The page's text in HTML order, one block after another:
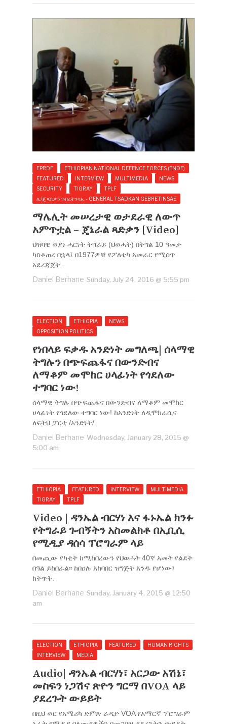
EPRDF
ETHIOPIAN NATIONAL DEFENCE FORCES (ENDF)
FEATURED
INTERVIEW MULTIMEDIA
NEWS
SECURITY
TIGRAY
TPLF
ሌ/ጄ ጻድቃን ገብረትንሳኤ - GENERAL TSADKAN GEBRETINSAE
ማሌሊት መሠረታዊ ወታደራዊ ለውጥ
አምጥቷል – ጄኔራል ጻድቃን [Video]
ህዝባዊ ወያነ ሓርነት ትግራይ (ህወሓት) በትግል 10 ዓመታ
ካስቆጠረ በኋላ፤ በ1977ዎቹ የፖለቲካ አመራር የሚሰጥ
አደረጃጀት.
Daniel Berhane Sunday, July 24, 2016 @ 5:55 pm
ELECTION ETHIOPIA
NEWS
OPPOSITION POLITICS
የነበላይ ፍቃዱ አንድነት መግለጫ| ሰላማዊ
ትግሉን በጭፍጨፋና በውንድብና
ለማቆም መሞከር ሀላፊነት የጎደለው
ተግባር ነው!
ሰላማዊ ትግሉ በጭፍጨፋና በውንድብና ለማቆም መሞከር
ሀላፊነት የጎደለው ተግባር ነው! ከአንድነት ለዲሞክራሲና
ለፍትህ ፓርቲ /አንድነት/.
Daniel Berhane Wednesday, January 28, 2015 @
5:00 am
ETHIOPIA FEATURED INTERVIEW
MULTIMEDIA
TIGRAY
TPLF
Video | ዳንኤል ብርሃነ እና ፋኑኤል ክንፉ
የትግራይ ጉብኝትን አስመልክቶ በኢቢሲ
የሚዲያ ዳሰሳ ፕሮግራም ላይ
በመጪው የካቲት ከሚከበረውን የህወሓት 40ኛ አመት የልደት
በዓል ይከበራል፡፡ ከበዐሉ አከባበር ዝግጅት አንዱ የሆነው፤
ከትጥቅ.
Daniel Berhane Sunday, January 4, 2015 @ 12:50
am
ELECTION ETHIOPIA FEATURED
HUMAN RIGHTS
INTERVIEW
MEDIA
Audio| ዳንኤል ብርሃነ፣ አርጋው አሽኔ፣
መስፍን ነጋሽና ጽዮን ግርማ በVOA ላይ
ያደረጉት ውይይት
በዚህ ወር የአሜሪካ ድምጽ ራዲዮ VOA የአማርኛ ፕሮግራም